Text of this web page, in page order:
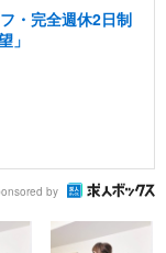
・完全週休2日制
」
by